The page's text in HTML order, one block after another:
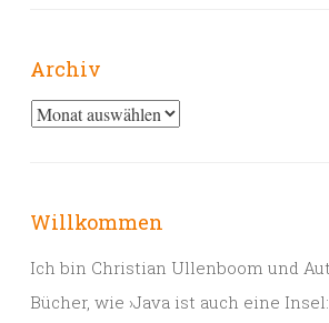
Archiv
Archiv
Willkommen
Ich bin Christian Ullenboom und
Bücher, wie ›Java ist auch eine